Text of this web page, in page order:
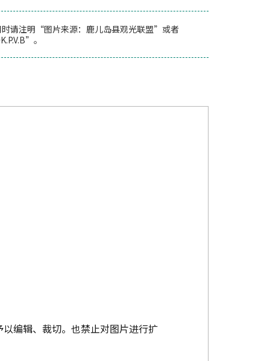
时请注明“图片来源：鹿儿岛县观光联盟”或者
。
编辑、裁切。也禁止对图片进行扩